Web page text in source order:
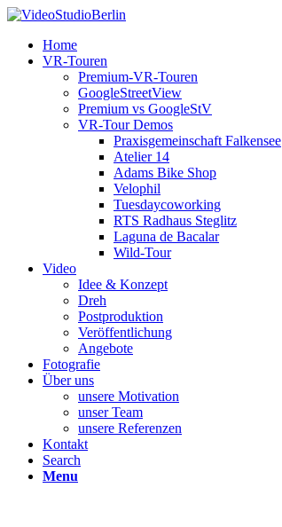
Home
VR-Touren
Premium-VR-Touren
GoogleStreetView
Premium vs GoogleStV
VR-Tour Demos
Praxisgemeinschaft Falkensee
Atelier 14
Adams Bike Shop
Velophil
Tuesdaycoworking
RTS Radhaus Steglitz
Laguna de Bacalar
Wild-Tour
Video
Idee & Konzept
Dreh
Postproduktion
Veröffentlichung
Angebote
Fotografie
Über uns
unsere Motivation
unser Team
unsere Referenzen
Kontakt
Search
Menu